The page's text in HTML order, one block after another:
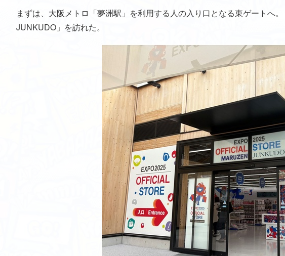
まずは、大阪メトロ「夢洲駅」を利用する人の入り口となる東ゲートへ
JUNKUDO」を訪れた。